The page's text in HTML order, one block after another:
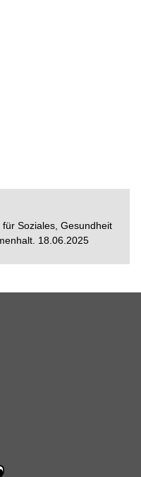
Soziales, Gesundheit
18.06.2025